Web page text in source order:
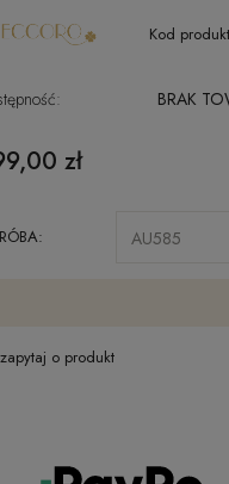
Kod
BRAK
zł
zapytaj o produkt